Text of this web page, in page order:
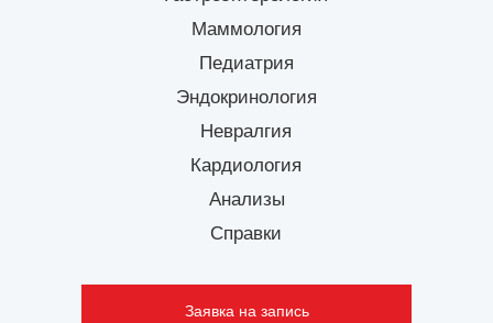
Заявка на запись
Педиатрия
Эндокринология
Невралгия
Анализы
Маммология
Кардиология
Справки